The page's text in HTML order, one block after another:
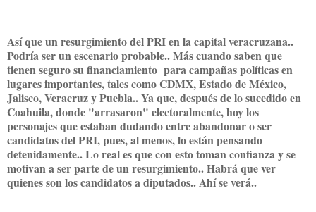
Así que un resurgimiento del PRI en la capital veracruzana..
Podría ser un escenario probable.. Más cuando saben que
tienen seguro su financiamiento para campañas políticas en
lugares importantes, tales como CDMX, Estado de México,
Jalisco, Veracruz y Puebla.. Ya que, después de lo sucedido en
Coahuila, donde "arrasaron" electoralmente, hoy los
personajes que estaban dudando entre abandonar o ser
candidatos del PRI, pues, al menos, lo están pensando
detenidamente.. Lo real es que con esto toman confianza y se
motivan a ser parte de un resurgimiento.. Habrá que ver
quienes son los candidatos a diputados.. Ahí se verá..